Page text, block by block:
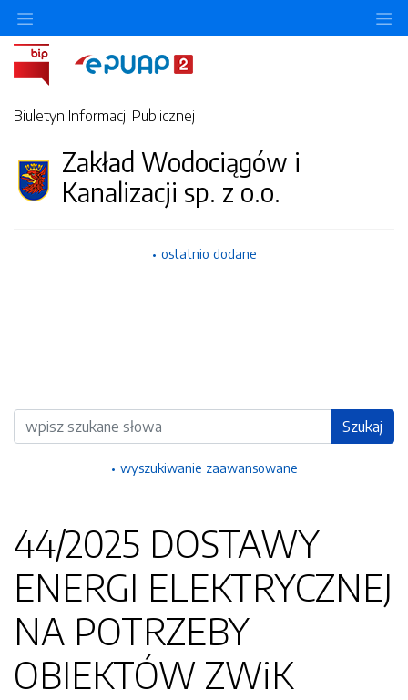
Biuletyn Informacji Publicznej
Zakład Wodociągów i
Kanalizacji sp. z o.o.
ostatnio dodane
Wyszukiwarka Szukaj
wyszukiwanie zaawansowane
44/2025 DOSTAWY
ENERGI ELEKTRYCZNEJ
NA POTRZEBY
OBIEKTÓW ZWiK